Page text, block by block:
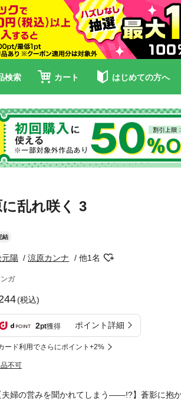
検索 カート はじめての方へ
乱れ咲く 3
結
元陽 涼原カンナ 他1名
ガ
(税込)
2pt獲得 ポイント詳細
ード利用でさらにポイント+2%
不可
夫婦の営みを聞かれてしまう――!?】蒼影に抱